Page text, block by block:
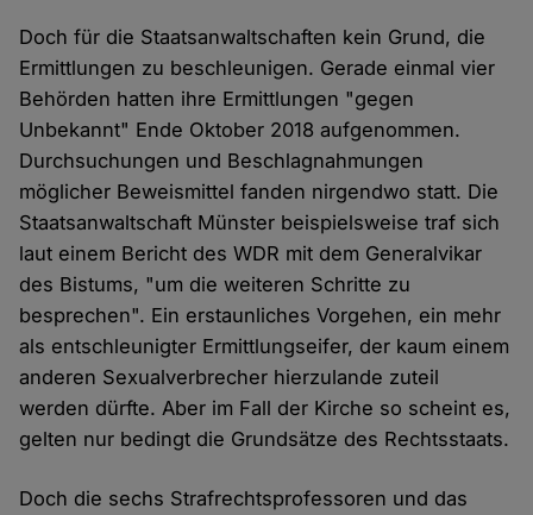
Doch für die Staatsanwaltschaften kein Grund, die
Ermittlungen zu beschleunigen. Gerade einmal vier
Behörden hatten ihre Ermittlungen "gegen
Unbekannt" Ende Oktober 2018 aufgenommen.
Durchsuchungen und Beschlagnahmungen
möglicher Beweismittel fanden nirgendwo statt. Die
Staatsanwaltschaft Münster beispielsweise traf sich
laut einem Bericht des WDR mit dem Generalvikar
des Bistums, "um die weiteren Schritte zu
besprechen". Ein erstaunliches Vorgehen, ein mehr
als entschleunigter Ermittlungseifer, der kaum einem
anderen Sexualverbrecher hierzulande zuteil
werden dürfte. Aber im Fall der Kirche so scheint es,
gelten nur bedingt die Grundsätze des Rechtsstaats.
Doch die sechs Strafrechtsprofessoren und das